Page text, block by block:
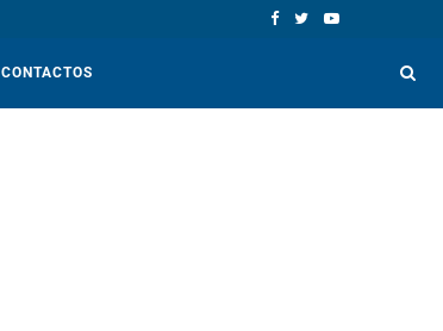
CONTACTOS